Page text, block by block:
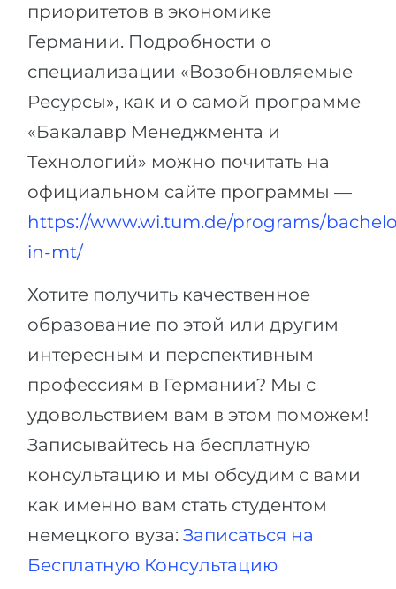
приоритетов в экономике
Германии. Подробности о
специализации «Возобновляемые
Ресурсы», как и о самой программе
«Бакалавр Менеджмента и
Технологий» можно почитать на
официальном сайте программы —
https://www.wi.tum.de/programs/
in-mt/
Хотите получить качественное
образование по этой или другим
интересным и перспективным
профессиям в Германии? Мы с
удовольствием вам в этом поможем!
Записывайтесь на бесплатную
консультацию и мы обсудим с вами
как именно вам стать студентом
немецкого вуза: Записаться на
Бесплатную Консультацию